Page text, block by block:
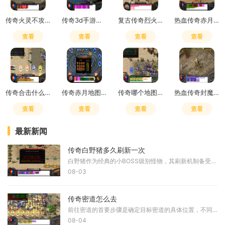
传奇火灵不攻击怎么办
查看
传奇3d手游是赛季制吗怎么玩
查看
复古传奇烈火书哪里爆
查看
热血传奇赤月峡谷怎么去赤月老巢
查看
传奇合击什么组合打装备最快啊
查看
传奇赤月地图详细坐标
查看
传奇哪个地图怪多
查看
热血传奇封魔谷怎么跑魔龙副本
查看
最新新闻
传奇白野猪多久刷新一次
白野猪作为经典的小BOSS级别怪物，其刷新机制备受玩家关注。白野猪的刷新时间并非固定不变，而是根据游戏设定和具体地图区域有所不同。根据多个游戏攻略和玩家经验白野猪的刷新
08-03
传奇密道怎么去
前往密道的首要步骤是确定目标密道的具体位置，不同的密道分布在游戏的各个地图区域，例如沙巴克密道入口位于沙巴克监狱下方、沙巴克衣服店后面以及沙巴克左下城墙箭楼处，而
08-04